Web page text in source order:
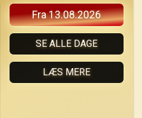
Fra 13.08.2026
SE ALLE DAGE
LÆS MERE